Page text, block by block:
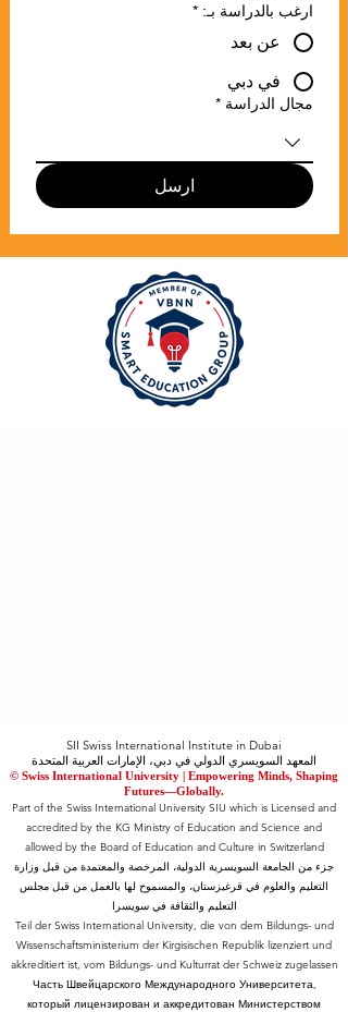
ارغب بالدراسة بـ: *
عن بعد
في دبي
مجال الدراسة *
ارسل
SII Swiss International Institute in Dubai
المعهد السويسري الدولي في دبي، الإمارات العربية المتحدة
© Swiss International University | ​Empowering Minds, Shaping
Futures—Globally.
Part of the Swiss International University SIU which is Licensed and
accredited by the KG Ministry of Education and Science and
allowed by the Board of Education and Culture in Switzerland
جزء من الجامعة السويسرية الدولية، المرخصة والمعتمدة من قبل وزارة
التعليم والعلوم في قرغيزستان، والمسموح لها بالعمل من قبل مجلس
التعليم والثقافة في سويسرا
Teil der Swiss International University, die von dem Bildungs- und
Wissenschaftsministerium der Kirgisischen Republik lizenziert und
akkreditiert ist, vom Bildungs- und Kulturrat der Schweiz zugelassen
Часть Швейцарского Международного Университета,
который лицензирован и аккредитован Министерством